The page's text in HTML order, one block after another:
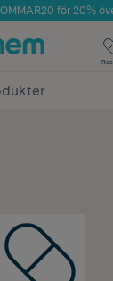
2025 inom
för 20%
✓ Fri frakt
på alla köp*